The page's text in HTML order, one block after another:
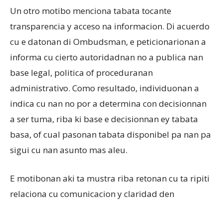
Un otro motibo menciona tabata tocante
transparencia y acceso na informacion. Di acuerdo
cu e datonan di Ombudsman, e peticionarionan a
informa cu cierto autoridadnan no a publica nan
base legal, politica of proceduranan
administrativo. Como resultado, individuonan a
indica cu nan no por a determina con decisionnan
a ser tuma, riba ki base e decisionnan ey tabata
basa, of cual pasonan tabata disponibel pa nan pa
sigui cu nan asunto mas aleu.
E motibonan aki ta mustra riba retonan cu ta ripiti
relaciona cu comunicacion y claridad den